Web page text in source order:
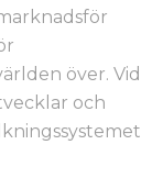
över. Vid
och